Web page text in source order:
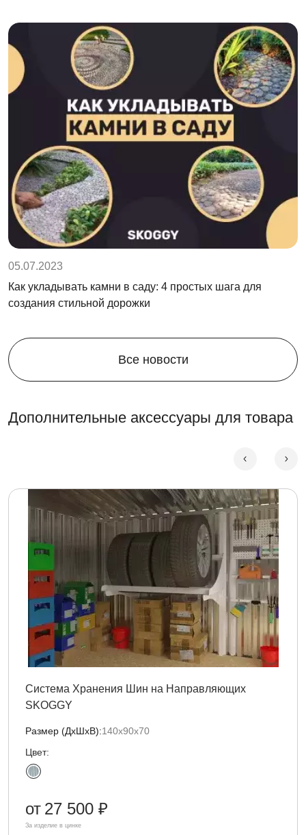
05.07.2023
Как укладывать камни в саду: 4 простых шага для
создания стильной дорожки
Все новости
Дополнительные аксессуары для товара
Система Хранения Шин на Направляющих
SKOGGY
Размер (ДxШxВ):140х90х70
Цвет:
от 27 500 ₽
За изделие в цинке